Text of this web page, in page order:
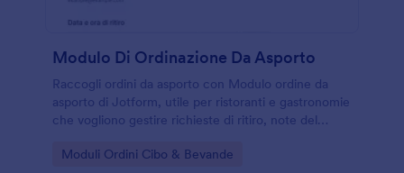
Modulo Di Ordinazione Da Asporto
Raccogli ordini da asporto con Modulo ordine da
asporto di Jotform, utile per ristoranti e gastronomie
che vogliono gestire richieste di ritiro, note del
Go to Category:
Moduli Ordini Cibo & Bevande